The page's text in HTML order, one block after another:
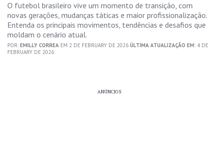
O futebol brasileiro vive um momento de transição, com
novas gerações, mudanças táticas e maior profissionalização.
Entenda os principais movimentos, tendências e desafios que
moldam o cenário atual.
POR: EMILLY CORREA EM 2 DE FEBRUARY DE 2026 ÚLTIMA ATUALIZAÇÃO EM: 4 DE
FEBRUARY DE 2026
ANÚNCIOS